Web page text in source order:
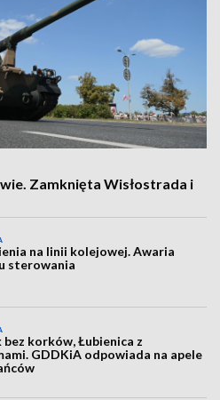
Zamknięta Wisłostrada i
na linii kolejowej. Awaria
sterowania
bez korków, Łubienica z
GDDKiA odpowiada na apele